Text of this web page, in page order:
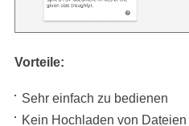
Vorteile:
Sehr einfach zu bedienen
Kein Hochladen von